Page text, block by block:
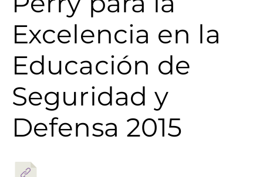
Excelencia en la
Educación de
Seguridad y
Defensa 2015